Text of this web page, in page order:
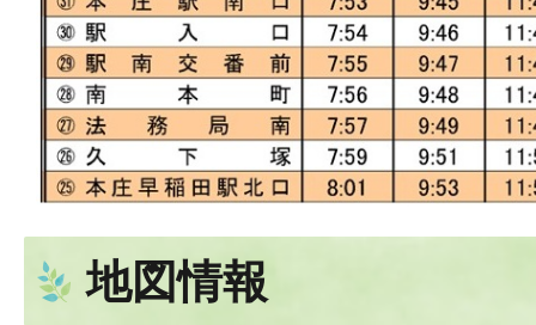
地図情報